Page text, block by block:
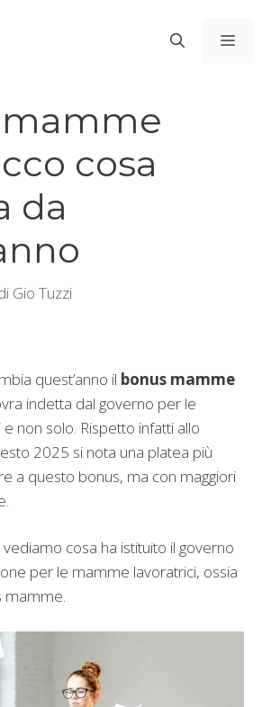
cosa
da
Gio Tuzzi
quest’anno il bonus mamme
indetta dal governo per le
non solo. Rispetto infatti allo
2025 si nota una platea più
a questo bonus, ma con maggiori
cosa ha istituito il governo
per le mamme lavoratrici, ossia
mamme.